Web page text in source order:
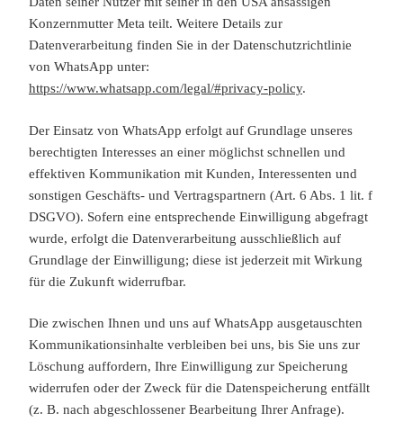
Konzernmutter Meta teilt. Weitere Details zur
Datenverarbeitung finden Sie in der Datenschutzrichtlinie
von WhatsApp unter:
https://www.whatsapp.com/legal/#privacy-policy.
Der Einsatz von WhatsApp erfolgt auf Grundlage unseres
berechtigten Interesses an einer möglichst schnellen und
effektiven Kommunikation mit Kunden, Interessenten und
sonstigen Geschäfts- und Vertragspartnern (Art. 6 Abs. 1 lit. f
DSGVO). Sofern eine entsprechende Einwilligung abgefragt
wurde, erfolgt die Datenverarbeitung ausschließlich auf
Grundlage der Einwilligung; diese ist jederzeit mit Wirkung
für die Zukunft widerrufbar.
Die zwischen Ihnen und uns auf WhatsApp ausgetauschten
Kommunikationsinhalte verbleiben bei uns, bis Sie uns zur
Löschung auffordern, Ihre Einwilligung zur Speicherung
widerrufen oder der Zweck für die Datenspeicherung entfällt
(z. B. nach abgeschlossener Bearbeitung Ihrer Anfrage).